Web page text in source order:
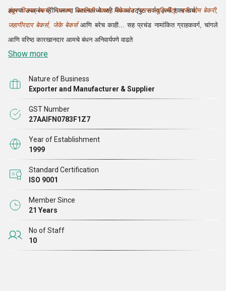
आमचा उपक्रम प्रीमियमच्या वितरणामध्ये आहे येथे आउटपुट सर्वात कमी शक्य खर्च.
इंदूर विजया बेकरी, मालवण, क्वालिटी बेकर्स, मिल्कमेड (पारस न्यूट्रिमेंट), हरी ओम बेकरी,
जहागीरदार बेकर्स, जेके बेकर्सआणि बरेच काही... सह प्रचंड नामांकित ग्राहकवर्ग, चांगले
आणि वरिष्ठ कारखानदार आमचे बंधन अनिवार्यपणे वाढते
Show more
Nature of Business
Exporter and Manufacturer & Supplier
GST Number
27AAIFN0783F1Z7
Year of Establishment
1999
Standard Certification
ISO 9001
Member Since
21 Years
No of Staff
10